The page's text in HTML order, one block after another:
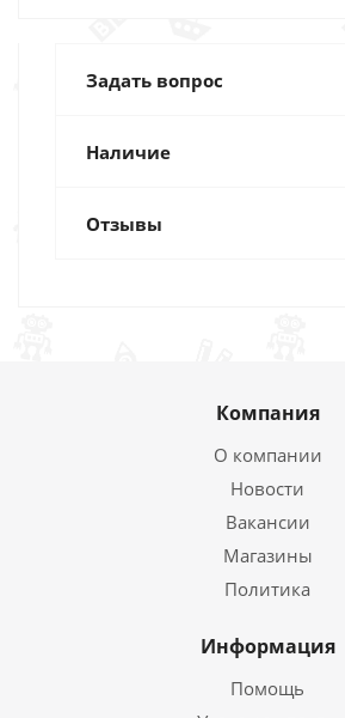
Задать вопрос
Наличие
Отзывы
Компания
О компании
Новости
Вакансии
Магазины
Политика
Информация
Помощь